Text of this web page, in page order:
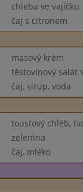
chleba ve vajíčku
čaj s citronem
masový krém
těstovinový salát
čaj, sirup, voda
toustový chléb,
zelenina
čaj, mléko